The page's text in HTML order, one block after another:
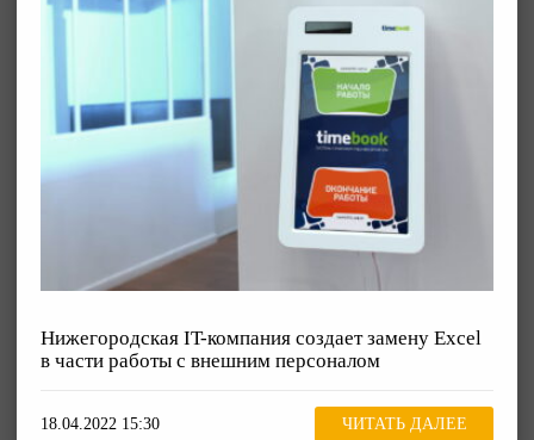
Нижегородская IT-компания создает замену Excel
в части работы с внешним персоналом
18.04.2022 15:30 ЧИТАТЬ ДАЛЕЕ